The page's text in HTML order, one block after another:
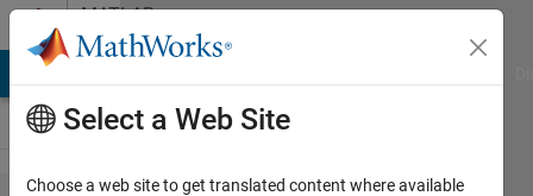
Skip to contentMATLAB
Answers
Select a Web Site
Choose a web site to get translated content where available